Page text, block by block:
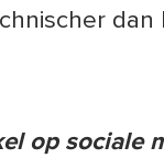
dan
op sociale